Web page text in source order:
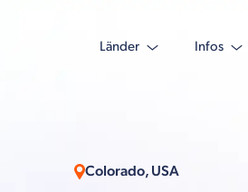
Länder Infos
Colorado, USA